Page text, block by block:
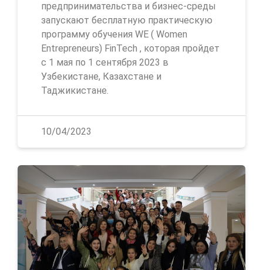
предпринимательства и бизнес-среды
запускают бесплатную практическую
программу обучения WE ( Women
Entrepreneurs) FinTech , которая пройдет
с 1 мая по 1 сентября 2023 в
Узбекистане, Казахстане и
Таджикистане.
10/04/2023